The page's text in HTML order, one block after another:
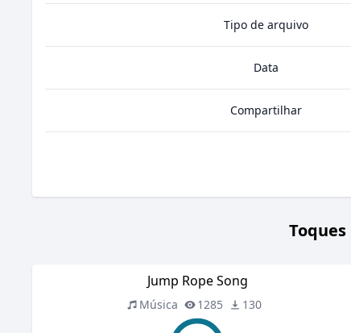
Tipo de arquivo
Data
Compartilhar
Jump Rope Song
Música 1285 130